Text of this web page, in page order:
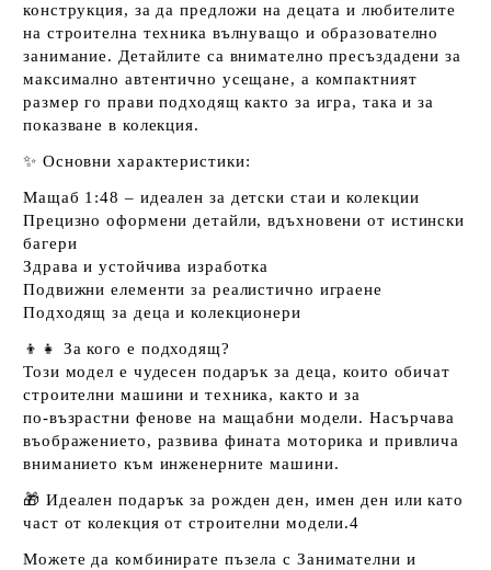
конструкция, за да предложи на децата и любителите
на строителна техника вълнуващо и образователно
занимание. Детайлите са внимателно пресъздадени за
максимално автентично усещане, а компактният
размер го прави подходящ както за игра, така и за
показване в колекция.
✨ Основни характеристики:
Мащаб 1:48 – идеален за детски стаи и колекции
Прецизно оформени детайли, вдъхновени от истински
багери
Здрава и устойчива изработка
Подвижни елементи за реалистично играене
Подходящ за деца и колекционери
👦👧 За кого е подходящ?
Този модел е чудесен подарък за деца, които обичат
строителни машини и техника, както и за
по‑възрастни фенове на мащабни модели. Насърчава
въображението, развива фината моторика и привлича
вниманието към инженерните машини.
🎁 Идеален подарък за рожден ден, имен ден или като
част от колекция от строителни модели.4
Можете да комбинирате пъзела с Занимателни и